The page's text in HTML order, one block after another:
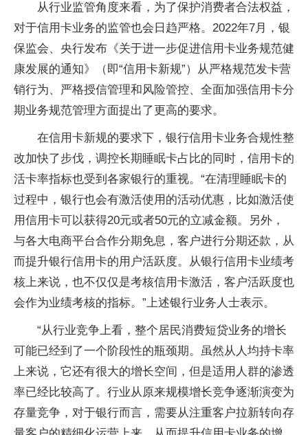
从行业监管角度来看，为了保护消费者合法权益，
对于信用卡业务的监管也会日趋严格。2022年7月，银
保监会、央行发布《关于进一步促进信用卡业务规范健
康发展的通知》（即“信用卡新规”）从严格规范发卡营
销行为、严格授信管理和风险管控、全面加强信用卡分
期业务规范管理方面提出了更高的要求。
在信用卡新规的要求下，银行信用卡业务合规性整
改加快了步伐，调控长期睡眠卡占比的同时，信用卡的
活卡率指标也受到各家银行的重视。“在清理睡眠卡的
过程中，银行也会有激活使用的活动优惠，比如激活使
用信用卡可以获得20元或者50元的立减金额。另外，
与各大电商平台合作分期免息，客户进行分期还款，从
而提升银行信用卡的用户活跃度。从银行信用卡业绩考
核上来说，也不仅仅是考核信用卡激活，客户活跃度也
会作为业绩考核的指标。”上述银行业务人士表示。
“从行业竞争上看，整个居民消费短贷业务的增长
可能已经到了一个阶段性的瓶颈期。虽然从人均持卡率
上来说，它还有很大的增长空间，但是适用人群的渗透
率已经比较高了。行业从原来规模增长竞争逐渐演变为
存量竞争，对于银行而言，需要从注重客户拉新转向存